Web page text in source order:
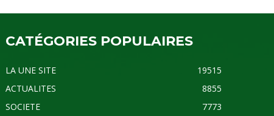
CATÉGORIES POPULAIRES
LA UNE SITE
19515
ACTUALITES
8855
SOCIETE
7773